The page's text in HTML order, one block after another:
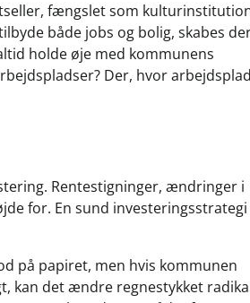
fængslet som
både jobs og bolig, skabes
holde øje med kommunens
Der, hvor
Rentestigninger, ændringer i
for. En sund investeringsstrategi
på papiret, men hvis kommunen
kan det ændre regnestykket